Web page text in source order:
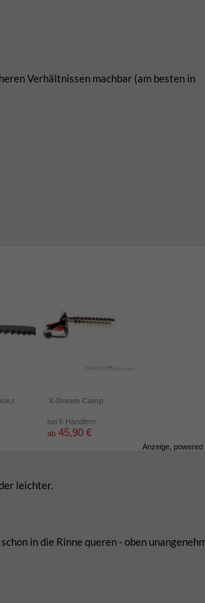
Verhältnissen machbar (am besten in
X-Dream Camp
bei 6 Händlern
ab 45,90 €
Anzeige, powered
leichter.
in die Rinne queren - oben